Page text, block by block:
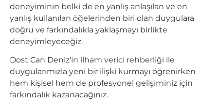
deneyiminin belki de en yanlış anlaşılan ve en
yanlış kullanılan öğelerinden biri olan duygulara
doğru ve farkındalıkla yaklaşmayı birlikte
deneyimleyeceğiz.
Dost Can Deniz’in ilham verici rehberliği ile
duygularımızla yeni bir ilişki kurmayı öğrenirken
hem kişisel hem de profesyonel gelişiminiz için
farkındalık kazanacağınız.